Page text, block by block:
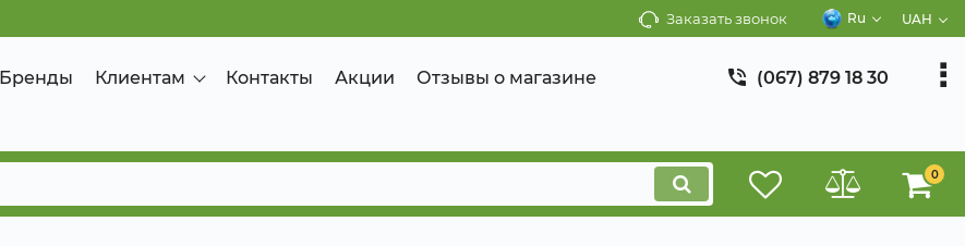
Заказать звонок Ru UAH
Бренды Клиентам Контакты Акции Отзывы о магазине (067) 879 18 30
0